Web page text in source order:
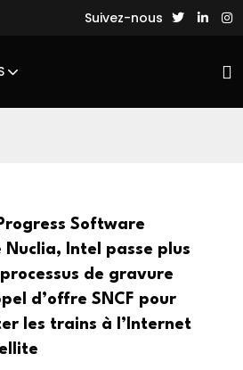
Des hackers chinois
Suivez-nous
Software
Nuclia, Intel passe plus
de gravure
d’offre SNCF pour
les trains à l’Internet